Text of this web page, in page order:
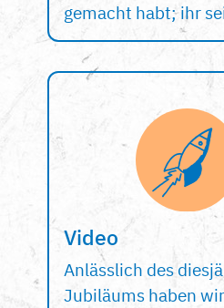
gemacht habt; ihr
Video
Anlässlich des
Jubiläums haben